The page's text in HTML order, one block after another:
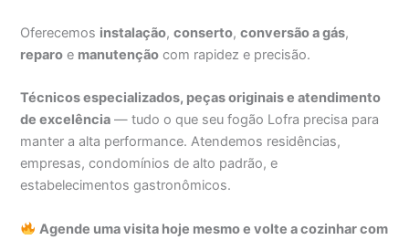
Oferecemos instalação,conserto,conversão a gás,
reparo e manutenção com rapidez e precisão.
Técnicos especializados, peças originais e atendimento
de excelência — tudo o que seu fogão Lofra precisa para
manter a alta performance. Atendemos residências,
empresas, condomínios de alto padrão, e
estabelecimentos gastronômicos.
Agende uma visita hoje mesmo e volte a cozinhar com